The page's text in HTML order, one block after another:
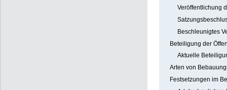
Veröffentlichung
Beschleunigtes
Beteiligung der
Aktuelle
Arten von
Festsetzungen im